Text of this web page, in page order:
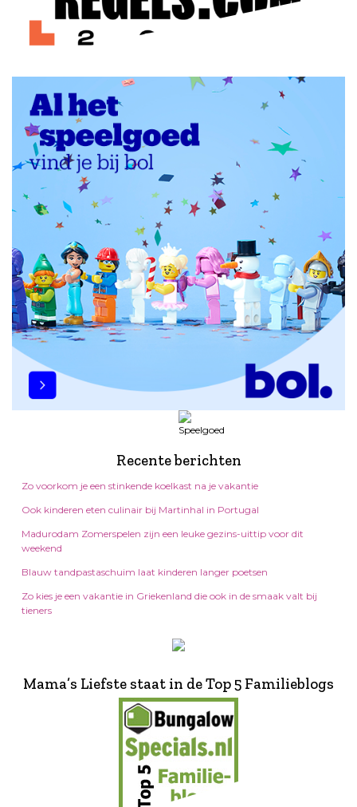
Recente berichten
Zo voorkom je een stinkende koelkast na je vakantie
Ook kinderen eten culinair bij Martinhal in Portugal
Madurodam Zomerspelen zijn een leuke gezins-uittip voor dit
weekend
Blauw tandpastaschuim laat kinderen langer poetsen
Zo kies je een vakantie in Griekenland die ook in de smaak valt bij
tieners
Mama’s Liefste staat in de Top 5 Familieblogs